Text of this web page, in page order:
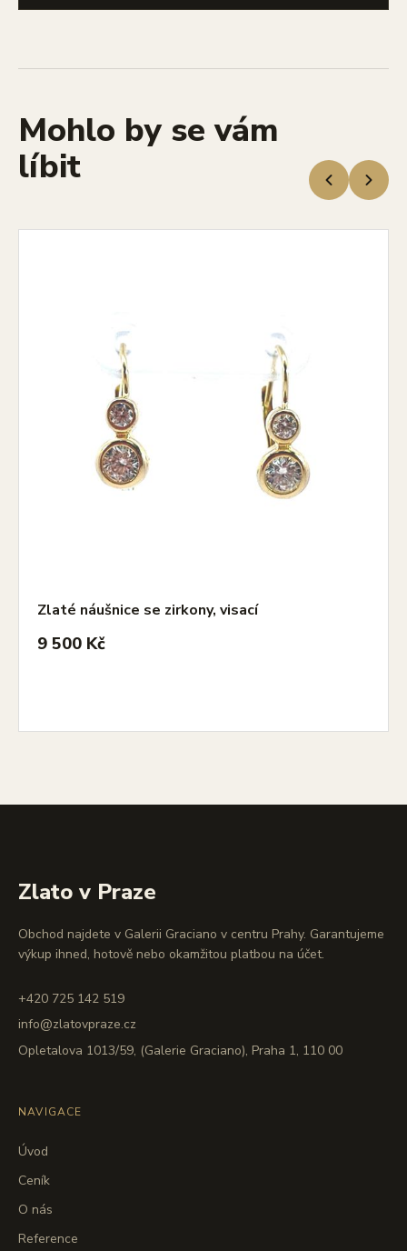
Mohlo by se vám
líbit
Zlaté náušnice se zirkony, visací
9 500 Kč
Zlato v Praze
Obchod najdete v Galerii Graciano v centru Prahy. Garantujeme
výkup ihned, hotově nebo okamžitou platbou na účet.
+420 725 142 519
info@zlatovpraze.cz
Opletalova 1013/59, (Galerie Graciano), Praha 1, 110 00
NAVIGACE
Úvod
Ceník
O nás
Reference